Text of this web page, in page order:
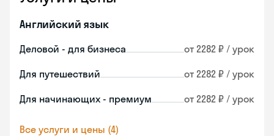
Английский язык
Деловой - для бизнеса от 2282 ₽ / урок
Для путешествий от 2282 ₽ / урок
Для начинающих - премиум от 2282 ₽ / урок
Все услуги и цены (4)